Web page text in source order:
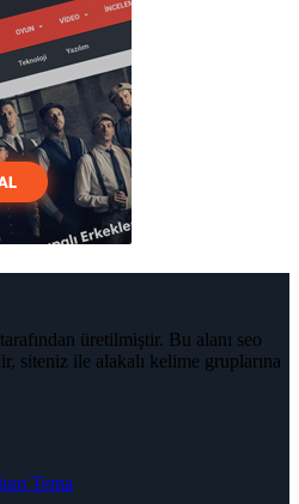
tarafından üretilmiştir. Bu alanı seo
siteniz ile alakalı kelime gruplarına
Tema